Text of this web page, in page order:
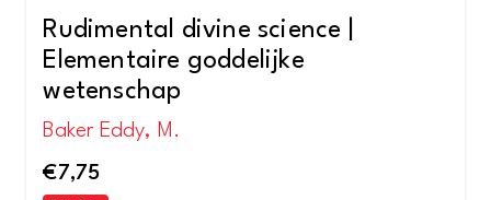
Rudimental divine science |
Elementaire goddelijke
wetenschap
Baker Eddy, M.
€7,75